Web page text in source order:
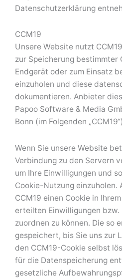
Datenschutzerklärung
CCM19
Unsere Website nutzt
zur Speicherung bestimmter
Endgerät oder zum Einsatz
einzuholen und diese
dokumentieren. Anbieter
Papoo Software & Media
Bonn (im Folgenden
Wenn Sie unsere Website
Verbindung zu den Servern
um Ihre Einwilligungen und
Cookie-Nutzung einzuholen.
CCM19 einen Cookie in
erteilten Einwilligungen
zuordnen zu können. Die so
gespeichert, bis Sie uns zur
den CCM19-Cookie selbst
für die Datenspeicherung
gesetzliche